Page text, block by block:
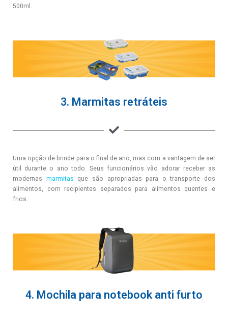
500ml.
3. Marmitas retráteis
Uma opção de brinde para o final de ano, mas com a vantagem de ser
útil durante o ano todo. Seus funcionários vão adorar receber as
modernas marmitas que são apropriadas para o transporte dos
alimentos, com recipientes separados para alimentos quentes e
frios.
4. Mochila para notebook anti furto